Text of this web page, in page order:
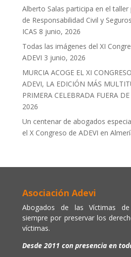
Alberto Salas participa en el
de Responsabilidad Civil y
ICAS 8 junio, 2026
Todas las imágenes del XI
ADEVI 3 junio, 2026
MURCIA ACOGE EL XI
ADEVI, LA EDICIÓN MÁS
PRIMERA CELEBRADA FUERA
2026
Un centenar de abogados
el X Congreso de ADEVI en
Asociación Adevi
Abogados de las Víctimas
siempre por preservar los
víctimas.
Desde 2011 con presencia en